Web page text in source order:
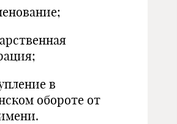
в
обороте от